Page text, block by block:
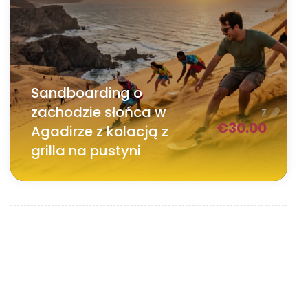
Sandboarding o
zachodzie słońca w
Agadirze z kolacją z
grilla na pustyni
Z
€30.00